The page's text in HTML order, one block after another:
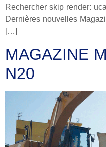
Rechercher skip render:
Dernières nouvelles
[…]
MAGAZINE
N20